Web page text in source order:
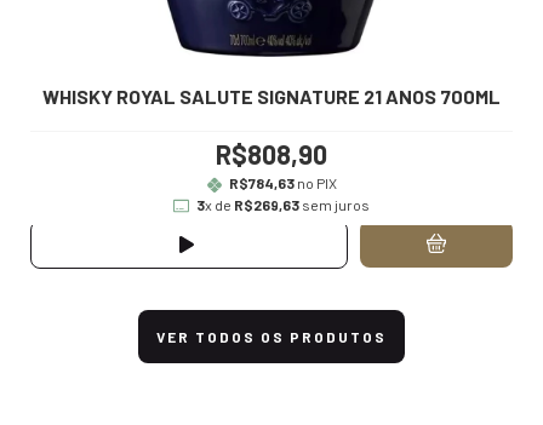
WHISKY ROYAL SALUTE SIGNATURE 21 ANOS 700ML
R$808,90
R$784,63no PIX
3x de R$269,63 sem juros
VER TODOS OS PRODUTOS